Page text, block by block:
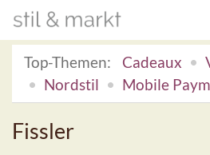
Top-Themen:
Cadeaux
Nordstil
Mobile
Fissler